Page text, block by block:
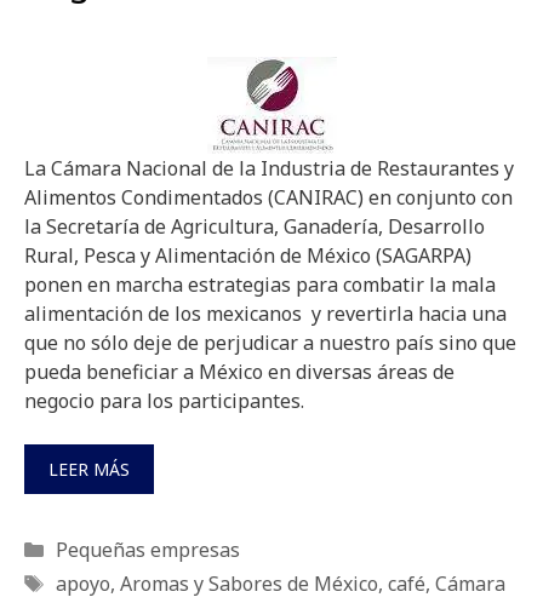
La Cámara Nacional de la Industria de Restaurantes y
Alimentos Condimentados (CANIRAC) en conjunto con
la Secretaría de Agricultura, Ganadería, Desarrollo
Rural, Pesca y Alimentación de México (SAGARPA)
ponen en marcha estrategias para combatir la mala
alimentación de los mexicanos y revertirla hacia una
que no sólo deje de perjudicar a nuestro país sino que
pueda beneficiar a México en diversas áreas de
negocio para los participantes.
LEER MÁS
Categorías
Pequeñas empresas
Etiquetas
apoyo, Aromas y Sabores de México, café, Cámara